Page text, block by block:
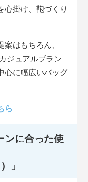
心掛け、鞄づくり
はもちろん、
ジュアルブラン
心に幅広いバッグ
ら
ンに合った使
」